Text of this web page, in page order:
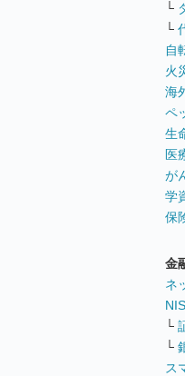
└
└
自
火
海
ペ
生
医
が
学
保
金
ネ
└
└
ス